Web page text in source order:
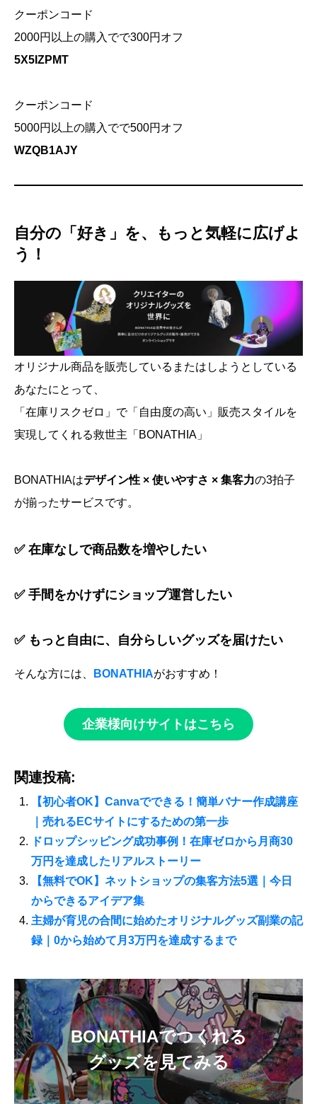
クーポンコード
2000円以上の購入でで300円オフ
5X5IZPMT
クーポンコード
5000円以上の購入でで500円オフ
WZQB1AJY
自分の「好き」を、もっと気軽に広げよ
う！
オリジナル商品を販売しているまたはしようとしている
あなたにとって、
「在庫リスクゼロ」で「自由度の高い」販売スタイルを
実現してくれる救世主「BONATHIA」
BONATHIAはデザイン性 × 使いやすさ × 集客力の3拍子
が揃ったサービスです。
✅ 在庫なしで商品数を増やしたい
✅ 手間をかけずにショップ運営したい
✅ もっと自由に、自分らしいグッズを届けたい
そんな方には、 BONATHIAがおすすめ！
企業様向けサイトはこちら
関連投稿:
【初心者OK】Canvaでできる！簡単バナー作成講座
｜売れるECサイトにするための第一歩
ドロップシッピング成功事例！在庫ゼロから月商30
万円を達成したリアルストーリー
【無料でOK】ネットショップの集客方法5選｜今日
からできるアイデア集
主婦が育児の合間に始めたオリジナルグッズ副業の記
録｜0から始めて月3万円を達成するまで
BONATHIAでつくれる
グッズを見てみる